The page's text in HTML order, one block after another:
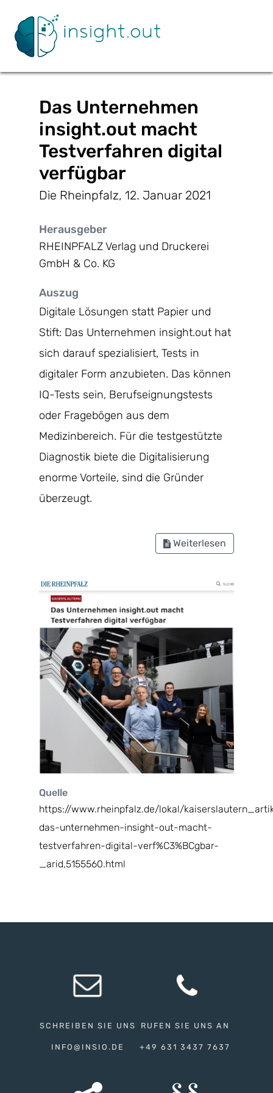
Das Unternehmen
insight.out macht
Testverfahren digital
verfügbar
Die Rheinpfalz, 12. Januar 2021
Herausgeber
RHEINPFALZ Verlag und Druckerei
GmbH & Co. KG
Auszug
Digitale Lösungen statt Papier und
Stift: Das Unternehmen insight.out hat
sich darauf spezialisiert, Tests in
digitaler Form anzubieten. Das können
IQ-Tests sein, Berufseignungstests
oder Fragebögen aus dem
Medizinbereich. Für die testgestützte
Diagnostik biete die Digitalisierung
enorme Vorteile, sind die Gründer
überzeugt.
Weiterlesen
Quelle
https://www.rheinpfalz.de/lokal/
das-unternehmen-insight-out-macht-
testverfahren-digital-verf%C3%BCgbar-
_arid,5155560.html
SCHREIBEN SIE UNS
INFO@INSIO.DE
RUFEN SIE UNS AN
+49 631 3437 7637